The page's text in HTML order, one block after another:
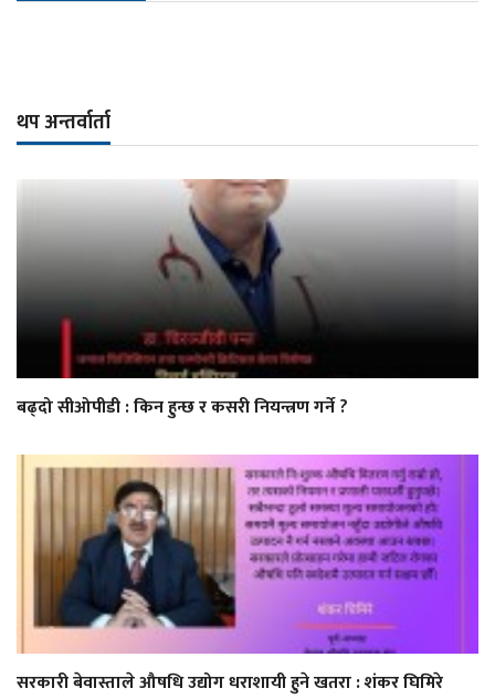
थप अन्तर्वार्ता
बढ्दो सीओपीडी : किन हुन्छ र कसरी नियन्त्रण गर्ने ?
सरकारी बेवास्ताले औषधि उद्योग धराशायी हुने खतरा : शंकर घिमिरे